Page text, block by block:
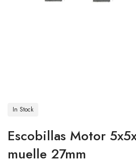
In Stock
Escobillas Motor
muelle 27mm